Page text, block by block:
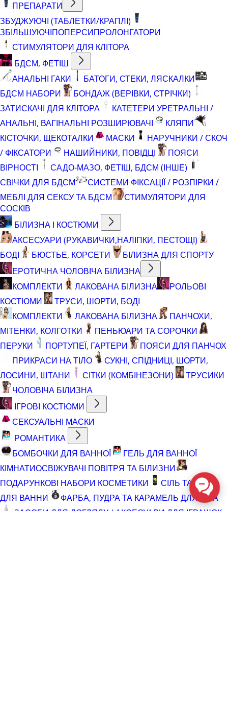
ПРЕПАРАТИ
ЗБУДЖУЮЧІ (ТАБЛЕТКИ/КРАПЛІ)
ЗБІЛЬШУЮЧІПОПЕРСИПРОЛОНГАТОРИ
СТИМУЛЯТОРИ ДЛЯ КЛІТОРА
БДСМ, ФЕТІШ
АНАЛЬНІ ГАКИ
БАТОГИ, СТЕКИ, ЛЯСКАЛКИ
БДСМ НАБОРИ
БОНДАЖ (ВЕРІВКИ, СТРІЧКИ)
ЗАТИСКАЧІ ДЛЯ КЛІТОРА
КАТЕТЕРИ УРЕТРАЛЬНІ /
АНАЛЬНІ, ВАГІНАЛЬНІ РОЗШИРЮВАЧІ
КЛЯПИ
КІСТОЧКИ, ЩЕКОТАЛКИ
МАСКИ
НАРУЧНИКИ / СКОЧ
/ ФІКСАТОРИ
НАШИЙНИКИ, ПОВІДЦІ
ПОЯСИ
ВІРНОСТІ
САДО-МАЗО, ФЕТІШ, БДСМ (ІНШЕ)
СВІЧКИ ДЛЯ БДСМ
СИСТЕМИ ФІКСАЦІЇ / РОЗПІРКИ /
МЕБЛІ ДЛЯ СЕКСУ ТА БДСМ
СТИМУЛЯТОРИ ДЛЯ
СОСКІВ
БІЛИЗНА І КОСТЮМИ
АКСЕСУАРИ (РУКАВИЧКИ,НАЛІПКИ, ПЕСТОЩІ)
БОДІ
БЮСТЬЕ, КОРСЕТИ
БІЛИЗНА ДЛЯ СПОРТУ
ЕРОТИЧНА ЧОЛОВІЧА БІЛИЗНА
КОМПЛЕКТИ
ЛАКОВАНА БІЛИЗНА
РОЛЬОВІ
КОСТЮМИ
ТРУСИ, ШОРТИ, БОДІ
КОМПЛЕКТИ
ЛАКОВАНА БІЛИЗНА
ПАНЧОХИ,
МІТЕНКИ, КОЛГОТКИ
ПЕНЬЮАРИ ТА СОРОЧКИ
ПЕРУКИ
ПОРТУПЕЇ, ГАРТЕРИ
ПОЯСИ ДЛЯ ПАНЧОХ
ПРИКРАСИ НА ТІЛО
СУКНІ, СПІДНИЦІ, ШОРТИ,
ЛОСИНИ, ШТАНИ
СІТКИ (КОМБІНЕЗОНИ)
ТРУСИКИ
ЧОЛОВІЧА БІЛИЗНА
ІГРОВІ КОСТЮМИ
СЕКСУАЛЬНІ МАСКИ
РОМАНТИКА
БОМБОЧКИ ДЛЯ ВАННОЇ
ГЕЛЬ ДЛЯ ВАННОЇ
КІМНАТИОСВІЖУВАЧІ ПОВІТРЯ ТА БІЛИЗНИ
ПОДАРУНКОВІ НАБОРИ КОСМЕТИКИ
СІЛЬ ТА ПІНА
ДЛЯ ВАННИ
ФАРБА, ПУДРА ТА КАРАМЕЛЬ ДЛЯ ТІЛА
ЗАСОБИ ДЛЯ ДОГЛЯДУ / АКСЕСУАРИ ДЛЯ ІГРАШОК